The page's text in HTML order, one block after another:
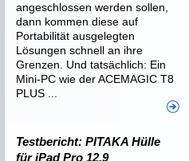
angeschlossen werden sollen,
dann kommen diese auf
Portabilität ausgelegten
Lösungen schnell an ihre
Grenzen. Und tatsächlich: Ein
Mini-PC wie der ACEMAGIC T8
PLUS ...
Testbericht: PITAKA Hülle
für iPad Pro 12.9